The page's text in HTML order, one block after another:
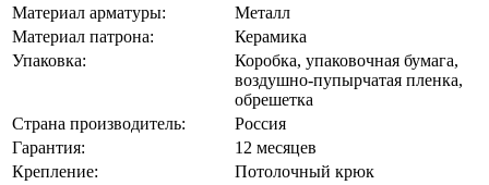
Материал арматуры:
Металл
Материал патрона:
Керамика
Упаковка:
Коробка, упаковочная бумага,
воздушно-пупырчатая пленка,
обрешетка
Страна производитель:
Россия
Гарантия:
12 месяцев
Крепление:
Потолочный крюк